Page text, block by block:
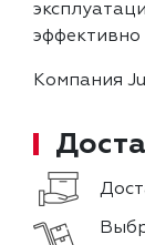
Компания